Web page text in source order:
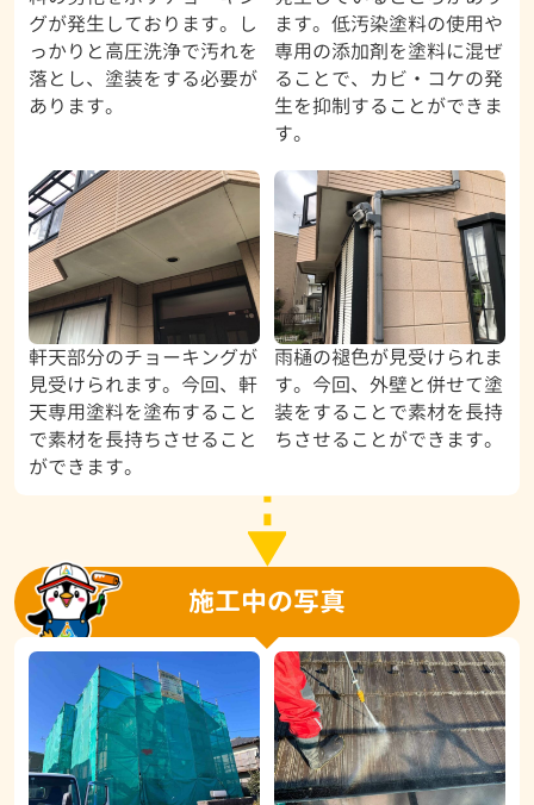
グが発生しております。し
っかりと高圧洗浄で汚れを
落とし、塗装をする必要が
あります。
ます。低汚染塗料の使用や
専用の添加剤を塗料に混ぜ
ることで、カビ・コケの発
生を抑制することができま
す。
軒天部分のチョーキングが
見受けられます。今回、軒
天専用塗料を塗布すること
で素材を長持ちさせること
ができます。
雨樋の褪色が見受けられま
す。今回、外壁と併せて塗
装をすることで素材を長持
ちさせることができます。
施工中の写真